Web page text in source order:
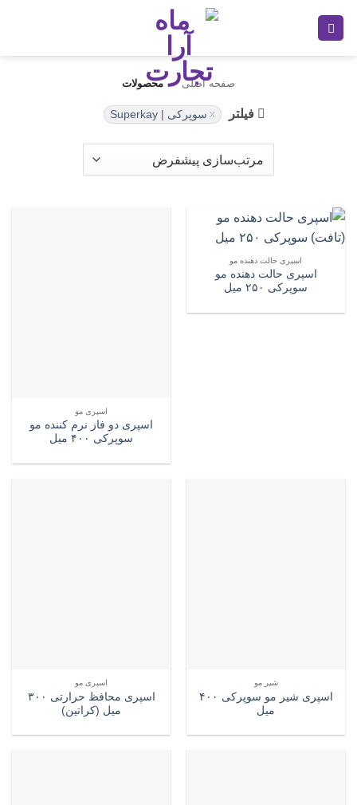
صفحه اصلی » محصولات
فیلتر سوپرکی | Superkay
اسپری حالت دهنده مو
اسپری حالت دهنده مو
سوپرکی ۲۵۰ میل
اسپری مو
اسپری دو فاز نرم کننده مو
سوپرکی ۴۰۰ میل
شیر مو
اسپری شیر مو سوپرکی ۴۰۰
میل
اسپری مو
اسپری محافظ حرارتی ۳۰۰
میل (کراتین)